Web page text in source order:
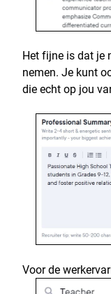
Het fijne is dat je
nemen. Je kunt
die echt op jou
Voor de